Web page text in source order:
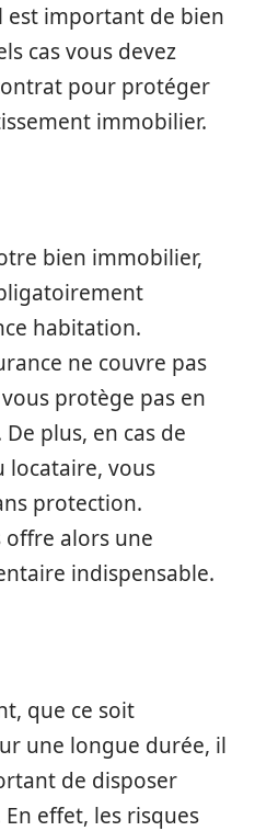
est important de bien
cas vous devez
pour protéger
immobilier.
bien immobilier,
habitation.
ne couvre pas
protège pas en
plus, en cas de
locataire, vous
protection.
offre alors une
indispensable.
que ce soit
une longue durée, il
de disposer
En effet, les risques